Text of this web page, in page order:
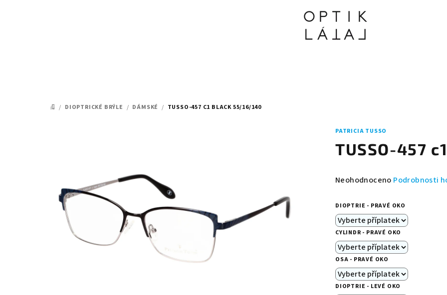
DOMŮ
/ DIOPTRICKÉ BRÝLE / DÁMSKÉ / TUSSO-457 C1 BLACK 55/16/140
PATRICIA TUSSO
TUSSO-457
Průměrné
produktu
je
0,0
z
5
hvězdiček.
Neohodnoceno Podrobnosti
DIOPTRIE - PRAVÉ OKO
CYLINDR - PRAVÉ OKO
OSA - PRAVÉ OKO
DIOPTRIE - LEVÉ OKO